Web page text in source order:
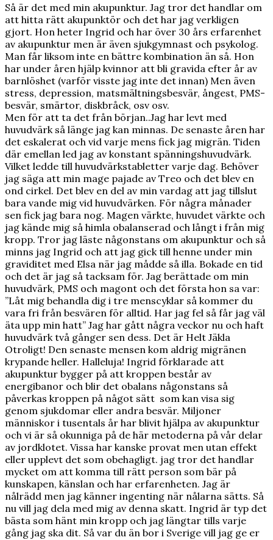
Så är det med min akupunktur. Jag tror det handlar om
att hitta rätt akupunktör och det har jag verkligen
gjort. Hon heter Ingrid och har över 30 års erfarenhet
av akupunktur men är även sjukgymnast och psykolog.
Man får liksom inte en bättre kombination än så. Hon
har under åren hjälp kvinnor att bli gravida efter år av
barnlöshet (varför visste jag inte det innan) Men även
stress, depression, matsmältningsbesvär, ångest, PMS-
besvär, smärtor, diskbråck, osv osv.
Men för att ta det från början..Jag har levt med
huvudvärk så länge jag kan minnas. De senaste åren har
det eskalerat och vid varje mens fick jag migrän. Tiden
där emellan led jag av konstant spänningshuvudvärk.
Vilket ledde till huvudvärkstabletter varje dag. Behöver
jag säga att min mage pajade av Treo och det blev en
ond cirkel. Det blev en del av min vardag att jag tillslut
bara vande mig vid huvudvärken. För några månader
sen fick jag bara nog. Magen värkte, huvudet värkte och
jag kände mig så himla obalanserad och långt i från mig
kropp. Tror jag läste någonstans om akupunktur och så
minns jag Ingrid och att jag gick till henne under min
graviditet med Elsa när jag mådde så illa. Bokade en tid
och det är jag så tacksam för. Jag berättade om min
huvudvärk, PMS och magont och det första hon sa var:
”Låt mig behandla dig i tre menscyklar så kommer du
vara fri från besvären för alltid. Har jag fel så får jag väl
äta upp min hatt” Jag har gått några veckor nu och haft
huvudvärk två gånger sen dess. Det är Helt Jäkla
Otroligt! Den senaste mensen kom aldrig migränen
krypande heller. Halleluja! Ingrid förklarade att
akupunktur bygger på att kroppen består av
energibanor och blir det obalans någonstans så
påverkas kroppen på något sätt som kan visa sig
genom sjukdomar eller andra besvär. Miljoner
människor i tusentals år har blivit hjälpa av akupunktur
och vi är så okunniga på de här metoderna på vår delar
av jordklotet. Vissa har kanske provat men utan effekt
eller upplevt det som obehagligt. jag tror det handlar
mycket om att komma till rätt person som bär på
kunskapen, känslan och har erfarenheten. Jag är
nålrädd men jag känner ingenting när nålarna sätts. Så
nu vill jag dela med mig av denna skatt. Ingrid är typ det
bästa som hänt min kropp och jag längtar tills varje
gång jag ska dit. Så var du än bor i Sverige vill jag ge er